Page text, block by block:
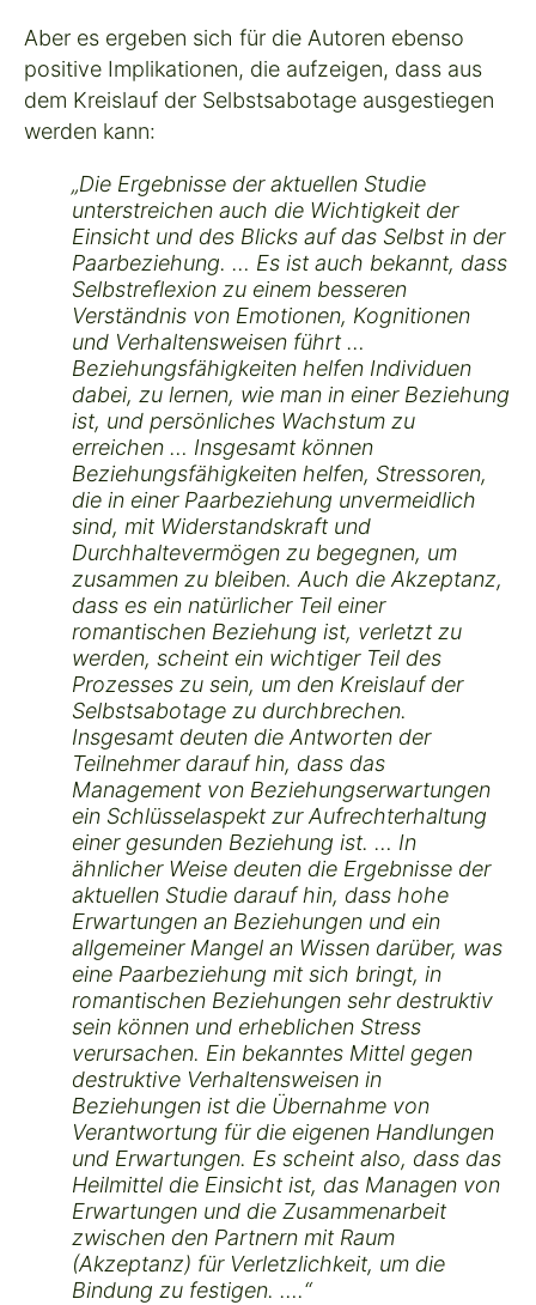
Aber es ergeben sich für die Autoren ebenso
positive Implikationen, die aufzeigen, dass aus
dem Kreislauf der Selbstsabotage ausgestiegen
werden kann:
„Die Ergebnisse der aktuellen Studie
unterstreichen auch die Wichtigkeit der
Einsicht und des Blicks auf das Selbst in der
Paarbeziehung. … Es ist auch bekannt, dass
Selbstreflexion zu einem besseren
Verständnis von Emotionen, Kognitionen
und Verhaltensweisen führt …
Beziehungsfähigkeiten helfen Individuen
dabei, zu lernen, wie man in einer Beziehung
ist, und persönliches Wachstum zu
erreichen … Insgesamt können
Beziehungsfähigkeiten helfen, Stressoren,
die in einer Paarbeziehung unvermeidlich
sind, mit Widerstandskraft und
Durchhaltevermögen zu begegnen, um
zusammen zu bleiben. Auch die Akzeptanz,
dass es ein natürlicher Teil einer
romantischen Beziehung ist, verletzt zu
werden, scheint ein wichtiger Teil des
Prozesses zu sein, um den Kreislauf der
Selbstsabotage zu durchbrechen.
Insgesamt deuten die Antworten der
Teilnehmer darauf hin, dass das
Management von Beziehungserwartungen
ein Schlüsselaspekt zur Aufrechterhaltung
einer gesunden Beziehung ist. … In
ähnlicher Weise deuten die Ergebnisse der
aktuellen Studie darauf hin, dass hohe
Erwartungen an Beziehungen und ein
allgemeiner Mangel an Wissen darüber, was
eine Paarbeziehung mit sich bringt, in
romantischen Beziehungen sehr destruktiv
sein können und erheblichen Stress
verursachen. Ein bekanntes Mittel gegen
destruktive Verhaltensweisen in
Beziehungen ist die Übernahme von
Verantwortung für die eigenen Handlungen
und Erwartungen. Es scheint also, dass das
Heilmittel die Einsicht ist, das Managen von
Erwartungen und die Zusammenarbeit
zwischen den Partnern mit Raum
(Akzeptanz) für Verletzlichkeit, um die
Bindung zu festigen. ….“